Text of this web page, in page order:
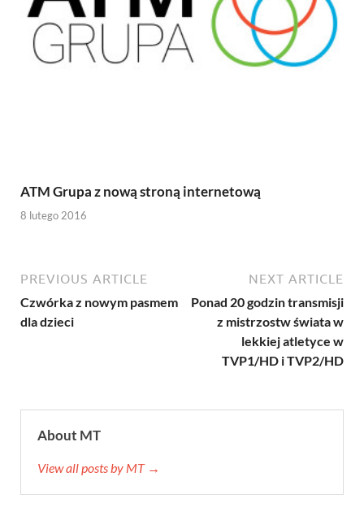
ATM Grupa z nową stroną internetową
8 lutego 2016
PREVIOUS ARTICLE
Czwórka z nowym pasmem
dla dzieci
NEXT ARTICLE
Ponad 20 godzin transmisji
z mistrzostw świata w
lekkiej atletyce w
TVP1/HD i TVP2/HD
About MT
View all posts by MT →